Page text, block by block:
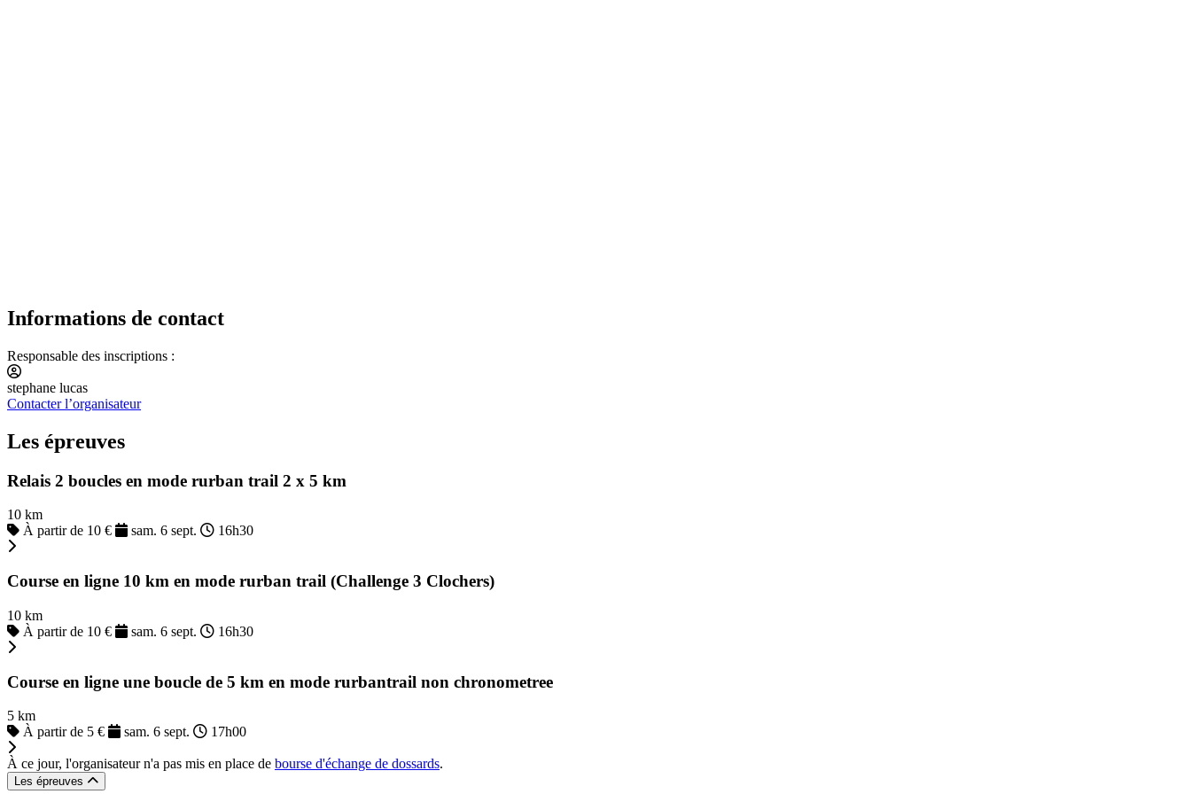
Informations de contact
Responsable des inscriptions :
stephane lucas
Contacter l’organisateur
Les épreuves
Relais 2 boucles en mode rurban trail 2 x 5 km
10 km
À partir de 10 €
sam. 6 sept. 16h30
Course en ligne 10 km en mode rurban trail (Challenge 3 Clochers)
10 km
À partir de 10 €
sam. 6 sept. 16h30
Course en ligne une boucle de 5 km en mode rurbantrail non chronometree
5 km
À partir de 5 €
sam. 6 sept. 17h00
À ce jour, l'organisateur n'a pas mis en place de bourse d'échange de dossards.
Les épreuves